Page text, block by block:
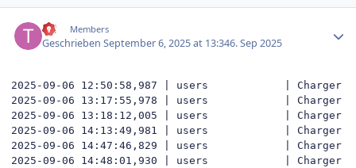
till Members
GeschriebenSeptember 6, 2025 at 13:346. Sep 2025
2025-09-06 12:50:58,987 | users            | Charger
2025-09-06 13:17:55,978 | users            | Charger
2025-09-06 13:18:12,005 | users            | Charger
2025-09-06 14:13:49,981 | users            | Charger
2025-09-06 14:47:46,829 | users            | Charger
2025-09-06 14:48:01,930 | users            | Charger